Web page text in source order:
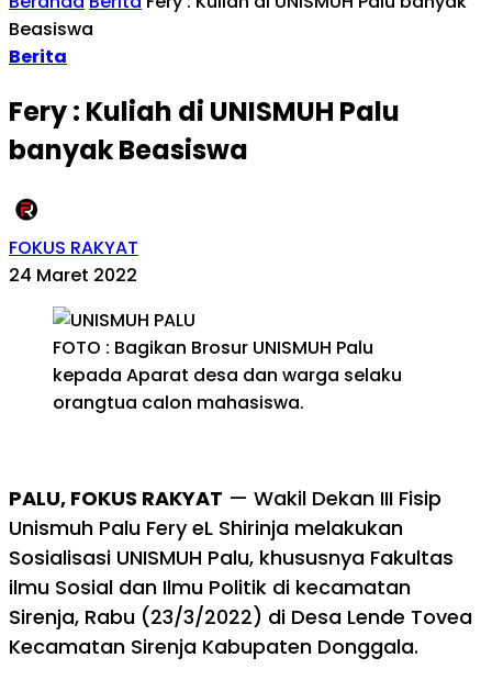
Beasiswa
Berita
Fery : Kuliah di UNISMUH Palu
banyak Beasiswa
FOKUS RAKYAT
24 Maret 2022
FOTO : Bagikan Brosur UNISMUH Palu
kepada Aparat desa dan warga selaku
orangtua calon mahasiswa.
PALU, FOKUS RAKYAT — Wakil Dekan III Fisip
Unismuh Palu Fery eL Shirinja melakukan
Sosialisasi UNISMUH Palu, khususnya Fakultas
ilmu Sosial dan Ilmu Politik di kecamatan
Sirenja, Rabu (23/3/2022) di Desa Lende Tovea
Kecamatan Sirenja Kabupaten Donggala.